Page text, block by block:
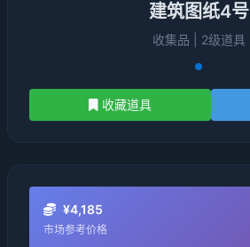
建筑图纸4号
收集品 | 2级道具
收藏道具
¥4,185
市场参考价格